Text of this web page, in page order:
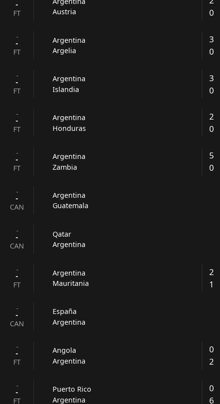
-
FT
Austria
0
-
-
FT
Argentina
Argelia
3
0
-
-
FT
Argentina
Islandia
3
0
-
-
FT
Argentina
Honduras
2
0
-
-
FT
Argentina
Zambia
5
0
-
-
CAN
Argentina
Guatemala
-
-
CAN
Qatar
Argentina
-
-
FT
Argentina
Mauritania
2
1
-
-
CAN
España
Argentina
-
-
FT
Angola
Argentina
0
2
-
-
FT
Puerto Rico
Argentina
0
6